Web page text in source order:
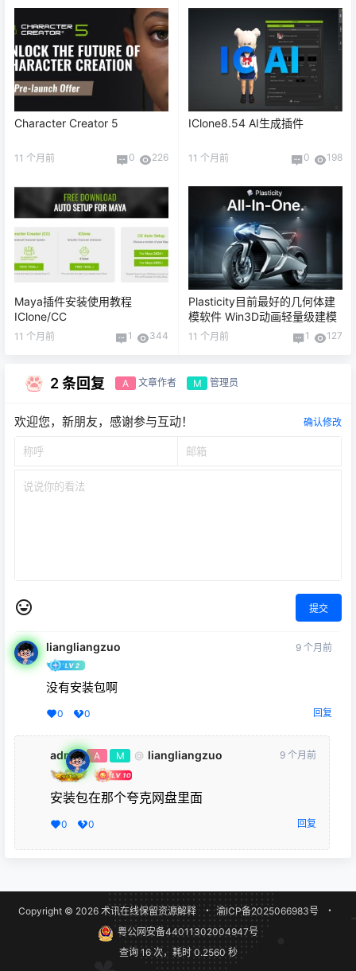
Character Creator 5
11 个月前 0 226
IClone8.54 AI生成插件
11 个月前 0 198
Maya插件安装使用教程
IClone/CC
11 个月前 1 344
Plasticity目前最好的几何体建
模软件 Win3D动画轻量级建模
11 个月前 1 127
2 条回复 A 文章作者 M 管理员
欢迎您，新朋友，感谢参与互动！ 确认修改
提交
liangliangzuo 9 个月前
没有安装包啊
0 0 回复
admin A M @ liangliangzuo 9 个月前
安装包在那个夸克网盘里面
0 0 回复
Copyright © 2026术讯在线保留资源解释 ・ 渝ICP备2025066983号
・
粤公网安备44011302004947号
查询 16 次，耗时 0.2560 秒